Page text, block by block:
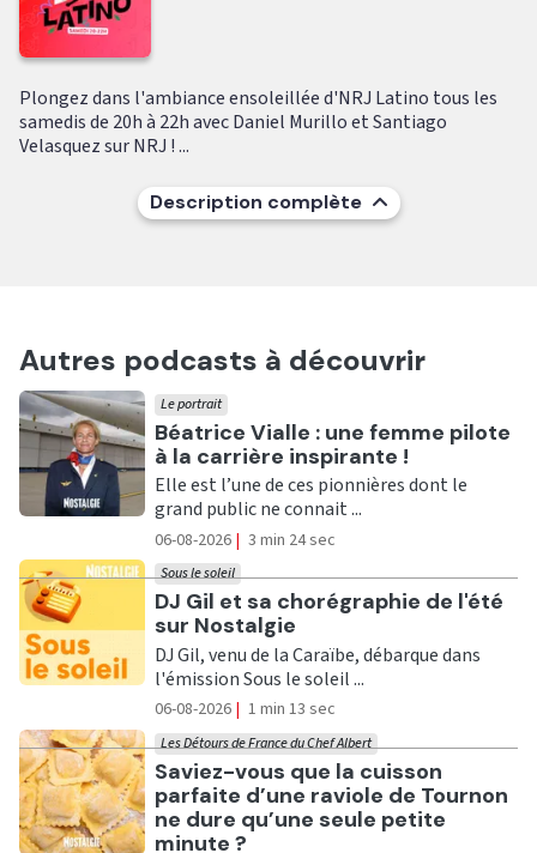
Plongez dans l'ambiance ensoleillée d'NRJ Latino tous les
samedis de 20h à 22h avec Daniel Murillo et Santiago
Velasquez sur NRJ ! ...
Description complète
Autres podcasts à découvrir
Ecouter
Béatrice Vialle : une femme pilote
à la carrière inspirante !
Le portrait
Elle est l’une de ces pionnières dont le
grand public ne connait ...
06-08-2026 | 3 min 24 sec
Ecouter
DJ Gil et sa chorégraphie de l'été
sur Nostalgie
Sous le soleil
DJ Gil, venu de la Caraïbe, débarque dans
l'émission Sous le soleil ...
06-08-2026 | 1 min 13 sec
Ecouter
Saviez-vous que la cuisson
parfaite d’une raviole de Tournon
ne dure qu’une seule petite
minute ?
Les Détours de France du Chef Albert